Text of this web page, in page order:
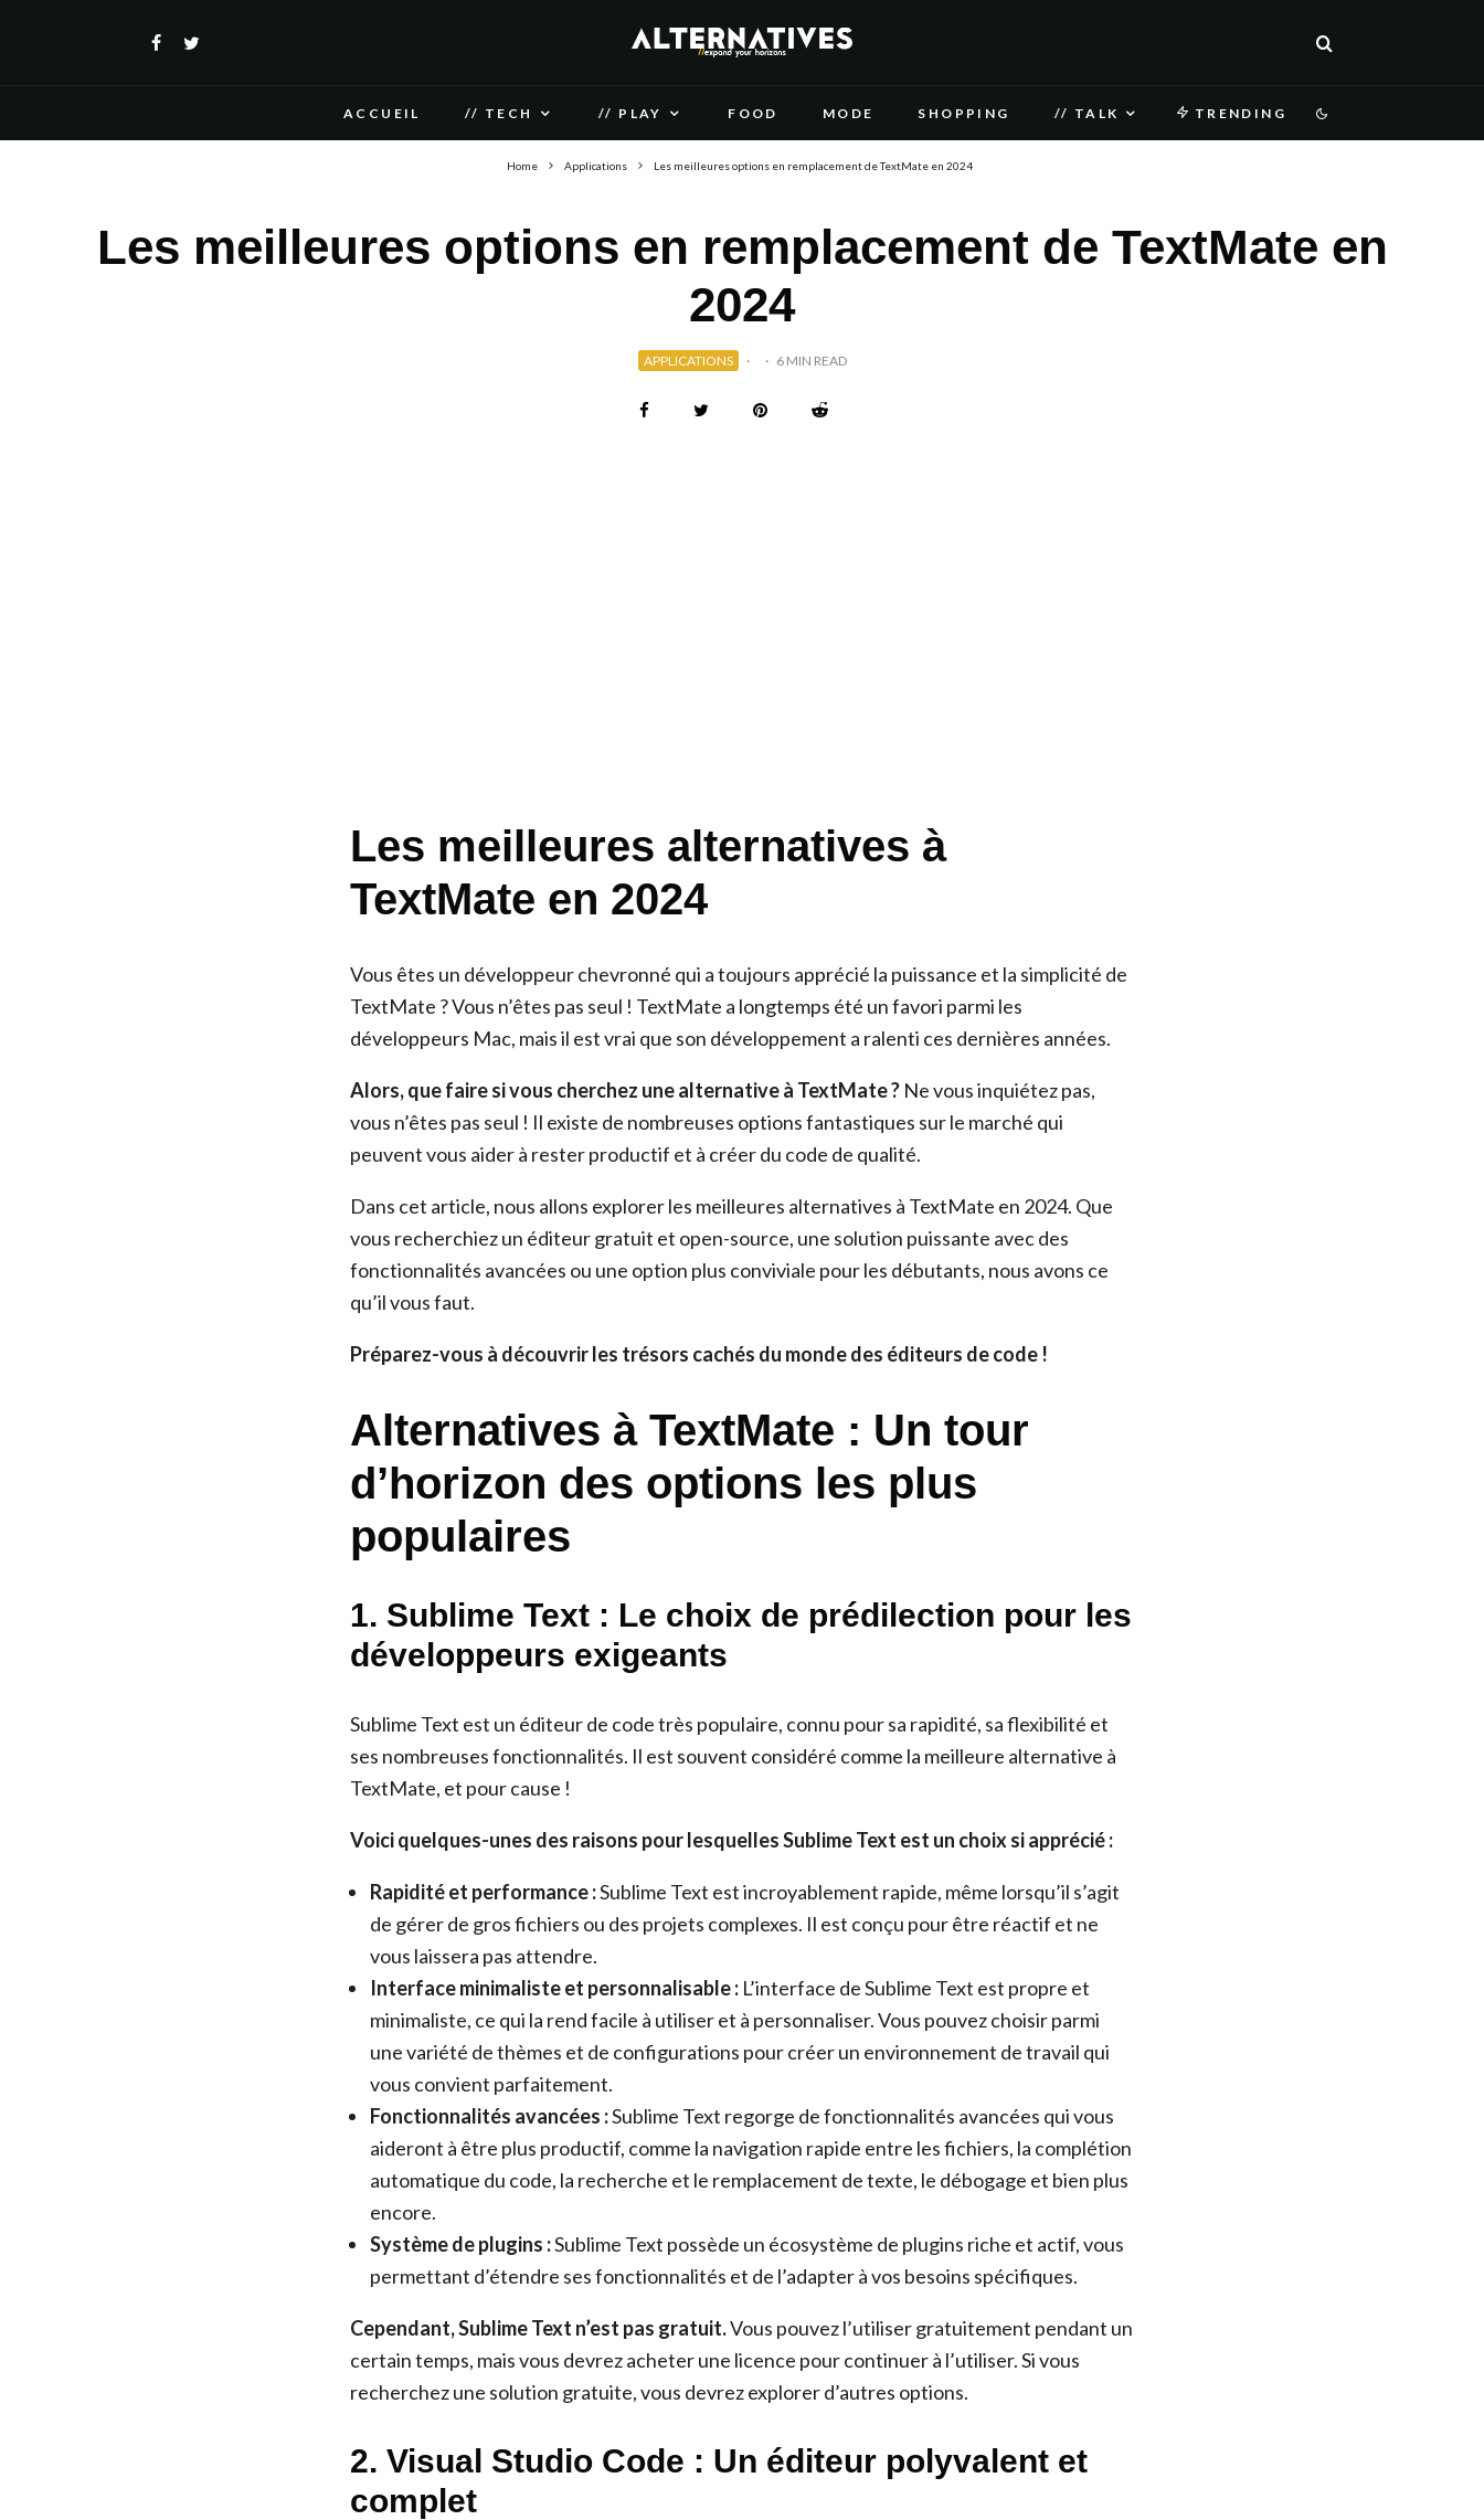
ACCUEIL // TECH // PLAY FOOD MODE SHOPPING // TALK TRENDING
Home Applications Les meilleures options en remplacement de TextMate en 2024
Les meilleures options en remplacement de TextMate en
2024
APPLICATIONS · · 6 MIN READ
Les meilleures alternatives à
TextMate en 2024
Vous êtes un développeur chevronné qui a toujours apprécié la puissance et la simplicité de
TextMate ? Vous n’êtes pas seul ! TextMate a longtemps été un favori parmi les
développeurs Mac, mais il est vrai que son développement a ralenti ces dernières années.
Alors, que faire si vous cherchez une alternative à TextMate ? Ne vous inquiétez pas,
vous n’êtes pas seul ! Il existe de nombreuses options fantastiques sur le marché qui
peuvent vous aider à rester productif et à créer du code de qualité.
Dans cet article, nous allons explorer les meilleures alternatives à TextMate en 2024. Que
vous recherchiez un éditeur gratuit et open-source, une solution puissante avec des
fonctionnalités avancées ou une option plus conviviale pour les débutants, nous avons ce
qu’il vous faut.
Préparez-vous à découvrir les trésors cachés du monde des éditeurs de code !
Alternatives à TextMate : Un tour
d’horizon des options les plus
populaires
1. Sublime Text : Le choix de prédilection pour les
développeurs exigeants
Sublime Text est un éditeur de code très populaire, connu pour sa rapidité, sa flexibilité et
ses nombreuses fonctionnalités. Il est souvent considéré comme la meilleure alternative à
TextMate, et pour cause !
Voici quelques-unes des raisons pour lesquelles Sublime Text est un choix si apprécié :
Rapidité et performance :Sublime Text est incroyablement rapide, même lorsqu’il s’agit
de gérer de gros fichiers ou des projets complexes. Il est conçu pour être réactif et ne
vous laissera pas attendre.
Interface minimaliste et personnalisable : L’interface de Sublime Text est propre et
minimaliste, ce qui la rend facile à utiliser et à personnaliser. Vous pouvez choisir parmi
une variété de thèmes et de configurations pour créer un environnement de travail qui
vous convient parfaitement.
Fonctionnalités avancées :Sublime Text regorge de fonctionnalités avancées qui vous
aideront à être plus productif, comme la navigation rapide entre les fichiers, la complétion
automatique du code, la recherche et le remplacement de texte, le débogage et bien plus
encore.
Système de plugins :Sublime Text possède un écosystème de plugins riche et actif, vous
permettant d’étendre ses fonctionnalités et de l’adapter à vos besoins spécifiques.
Cependant, Sublime Text n’est pas gratuit.Vous pouvez l’utiliser gratuitement pendant un
certain temps, mais vous devrez acheter une licence pour continuer à l’utiliser. Si vous
recherchez une solution gratuite, vous devrez explorer d’autres options.
2. Visual Studio Code : Un éditeur polyvalent et
complet